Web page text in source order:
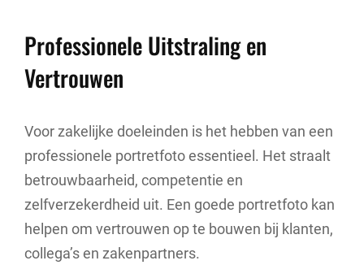
Professionele Uitstraling en
Vertrouwen
Voor zakelijke doeleinden is het hebben van een
professionele portretfoto essentieel. Het straalt
betrouwbaarheid, competentie en
zelfverzekerdheid uit. Een goede portretfoto kan
helpen om vertrouwen op te bouwen bij klanten,
collega’s en zakenpartners.